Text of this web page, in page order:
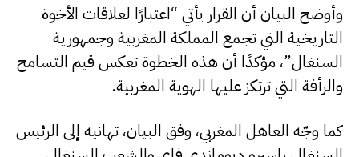
وأوضح البيان أن القرار يأتي “اعتبارًا لعلاقات الأخوة
التاريخية التي تجمع المملكة المغربية وجمهورية
السنغال”، مؤكدًا أن هذه الخطوة تعكس قيم التسامح
والرأفة التي ترتكز عليها الهوية المغربية.
كما وجّه العاهل المغربي، وفق البيان، تهانيه إلى الرئيس